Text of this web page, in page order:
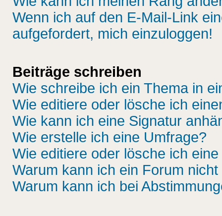
Wenn ich auf den E-Mail-Link
aufgefordert, mich einzuloggen!
Beiträge schreiben
Wie schreibe ich ein Thema in
Wie editiere oder lösche ich
Wie kann ich eine Signatur
Wie erstelle ich eine Umfrage?
Wie editiere oder lösche ich
Warum kann ich ein Forum
Warum kann ich bei